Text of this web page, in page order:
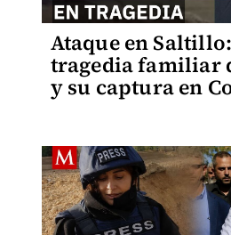
Ataque en
tragedia familiar
y su captura en